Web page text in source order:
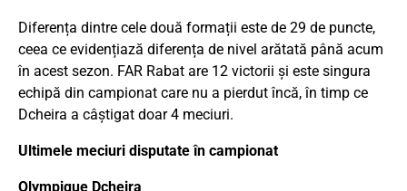
Diferența dintre cele două formații este de 29 de puncte,
ceea ce evidențiază diferența de nivel arătată până acum
în acest sezon. FAR Rabat are 12 victorii și este singura
echipă din campionat care nu a pierdut încă, în timp ce
Dcheira a câștigat doar 4 meciuri.
Ultimele meciuri disputate în campionat
Olympique Dcheira